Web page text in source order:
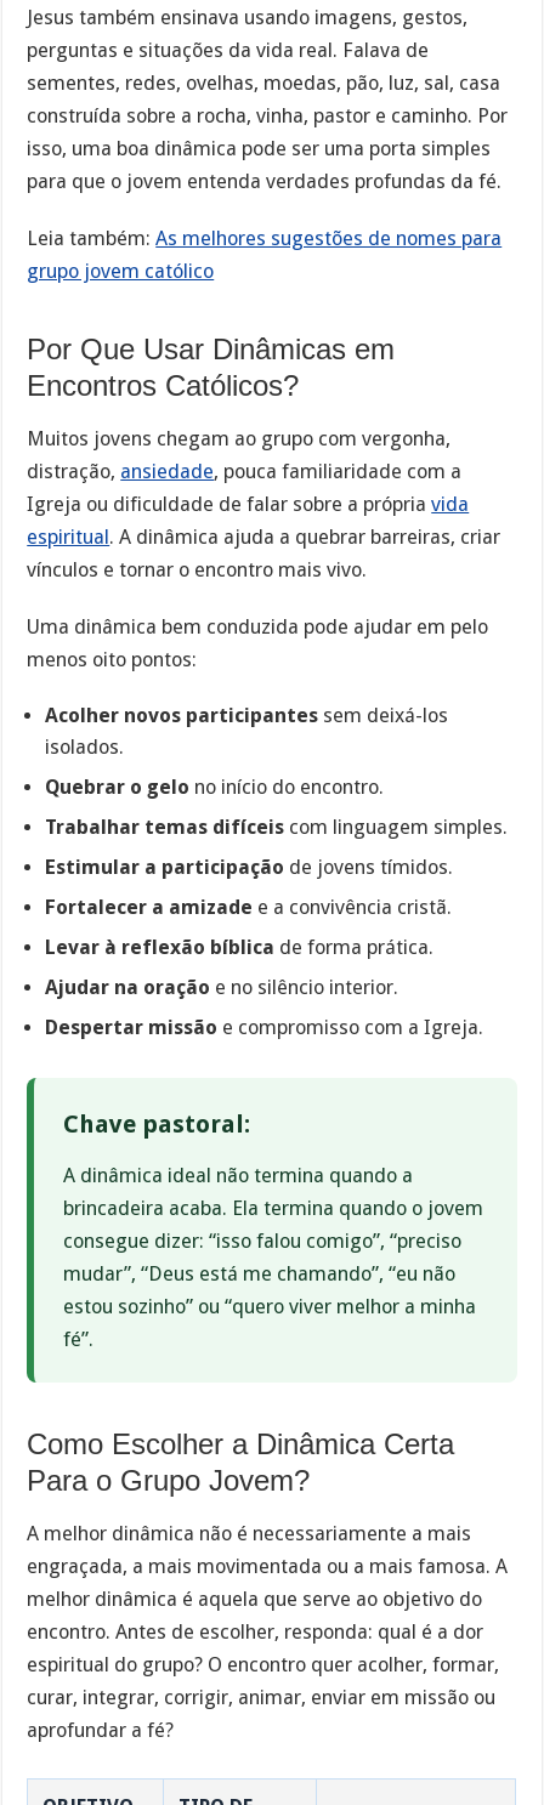
Jesus também ensinava usando imagens, gestos,
perguntas e situações da vida real. Falava de
sementes, redes, ovelhas, moedas, pão, luz, sal, casa
construída sobre a rocha, vinha, pastor e caminho. Por
isso, uma boa dinâmica pode ser uma porta simples
para que o jovem entenda verdades profundas da fé.
Leia também:As melhores sugestões de nomes para
grupo jovem católico
Por Que Usar Dinâmicas em
Encontros Católicos?
Muitos jovens chegam ao grupo com vergonha,
distração, ansiedade, pouca familiaridade com a
Igreja ou dificuldade de falar sobre a própriavida
espiritual . A dinâmica ajuda a quebrar barreiras, criar
vínculos e tornar o encontro mais vivo.
Uma dinâmica bem conduzida pode ajudar em pelo
menos oito pontos:
Acolher novos participantes sem deixá-los
isolados.
Quebrar o gelo no início do encontro.
Trabalhar temas difíceis com linguagem simples.
Estimular a participação de jovens tímidos.
Fortalecer a amizade e a convivência cristã.
Levar à reflexão bíblica de forma prática.
Ajudar na oração e no silêncio interior.
Despertar missão e compromisso com a Igreja.
Chave pastoral:
A dinâmica ideal não termina quando a
brincadeira acaba. Ela termina quando o jovem
consegue dizer: “isso falou comigo”, “preciso
mudar”, “Deus está me chamando”, “eu não
estou sozinho” ou “quero viver melhor a minha
fé”.
Como Escolher a Dinâmica Certa
Para o Grupo Jovem?
A melhor dinâmica não é necessariamente a mais
engraçada, a mais movimentada ou a mais famosa. A
melhor dinâmica é aquela que serve ao objetivo do
encontro. Antes de escolher, responda: qual é a dor
espiritual do grupo? O encontro quer acolher, formar,
curar, integrar, corrigir, animar, enviar em missão ou
aprofundar a fé?